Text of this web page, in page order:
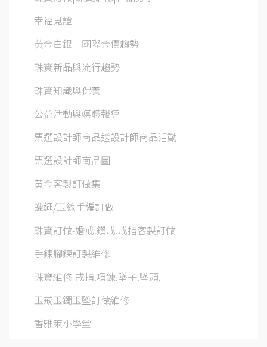
幸福見證
黃金白銀│國際金價趨勢
珠寶新品與流行趨勢
珠寶知識與保養
公益活動與媒體報導
票選設計師商品送設計師商品活動
票選設計師商品圖
黃金客製訂做集
蠟繩/玉線手編訂做
珠寶訂做-婚戒.鑽戒.戒指客製訂做
手鍊腳鍊訂製維修
珠寶維修-戒指.項鍊.墜子.墜頭.
玉戒玉鐲玉墜訂做維修
香雅萊小學堂